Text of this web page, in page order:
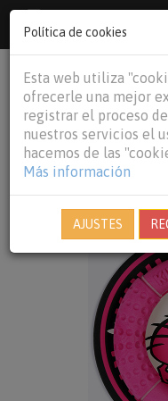
€Baleares y
Política de cookies
Esta web utiliza
ofrecerle una mejor
registrar el proceso
nuestros servicios el
hacemos de las
Más información
AJUSTES